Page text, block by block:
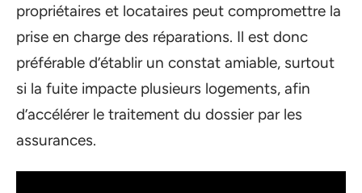
propriétaires et locataires peut compromettre la
prise en charge des réparations. Il est donc
préférable d’établir un constat amiable, surtout
si la fuite impacte plusieurs logements, afin
d’accélérer le traitement du dossier par les
assurances.